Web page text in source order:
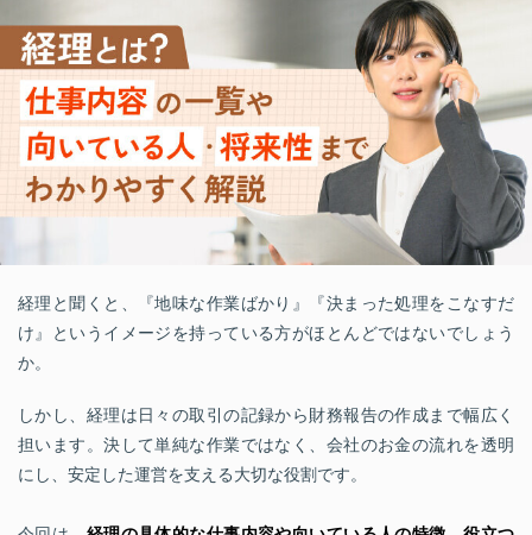
求人情報
経理と聞くと、『地味な作業ばかり』『決まった処理をこなすだ
け』というイメージを持っている方がほとんどではないでしょう
か。
しかし、経理は日々の取引の記録から財務報告の作成まで幅広く
担います。決して単純な作業ではなく、会社のお金の流れを透明
にし、安定した運営を支える大切な役割です。